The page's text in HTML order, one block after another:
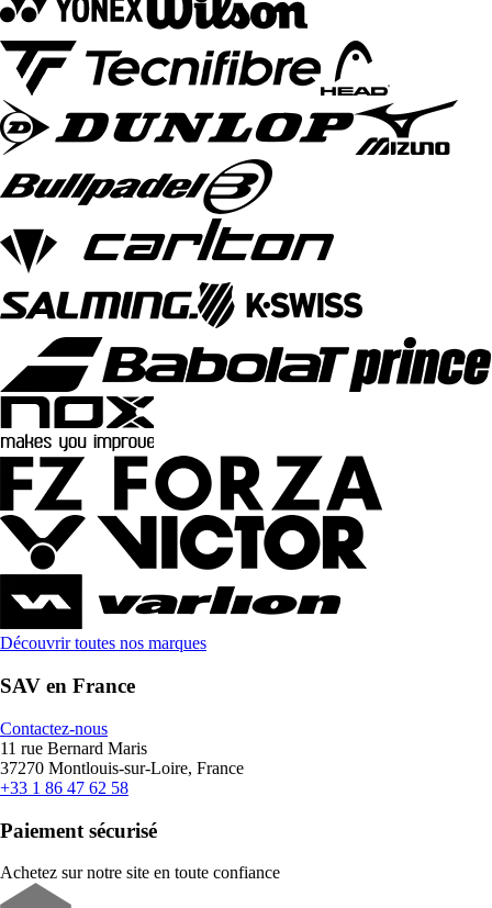
Découvrir toutes nos marques
SAV en France
Contactez-nous
11 rue Bernard Maris
37270 Montlouis-sur-Loire, France
+33 1 86 47 62 58
Paiement sécurisé
Achetez sur notre site en toute confiance